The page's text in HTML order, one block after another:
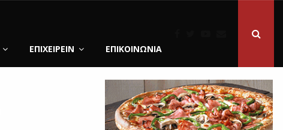
ΕΠΙΧΕΙΡΕΙΝ ΕΠΙΚΟΙΝΩΝΊΑ